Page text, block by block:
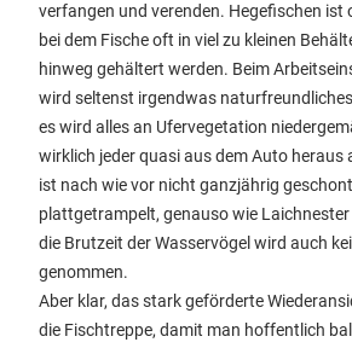
verfangen und verenden. Hegefischen ist
bei dem Fische oft in viel zu kleinen
hinweg gehältert werden. Beim
wird seltenst irgendwas
es wird alles an Ufervegetation
wirklich jeder quasi aus dem Auto heraus
ist nach wie vor nicht ganzjährig
plattgetrampelt, genauso wie
die Brutzeit der Wasservögel wird auch
genommen.
Aber klar, das stark geförderte
die Fischtreppe, damit man hoffentlich